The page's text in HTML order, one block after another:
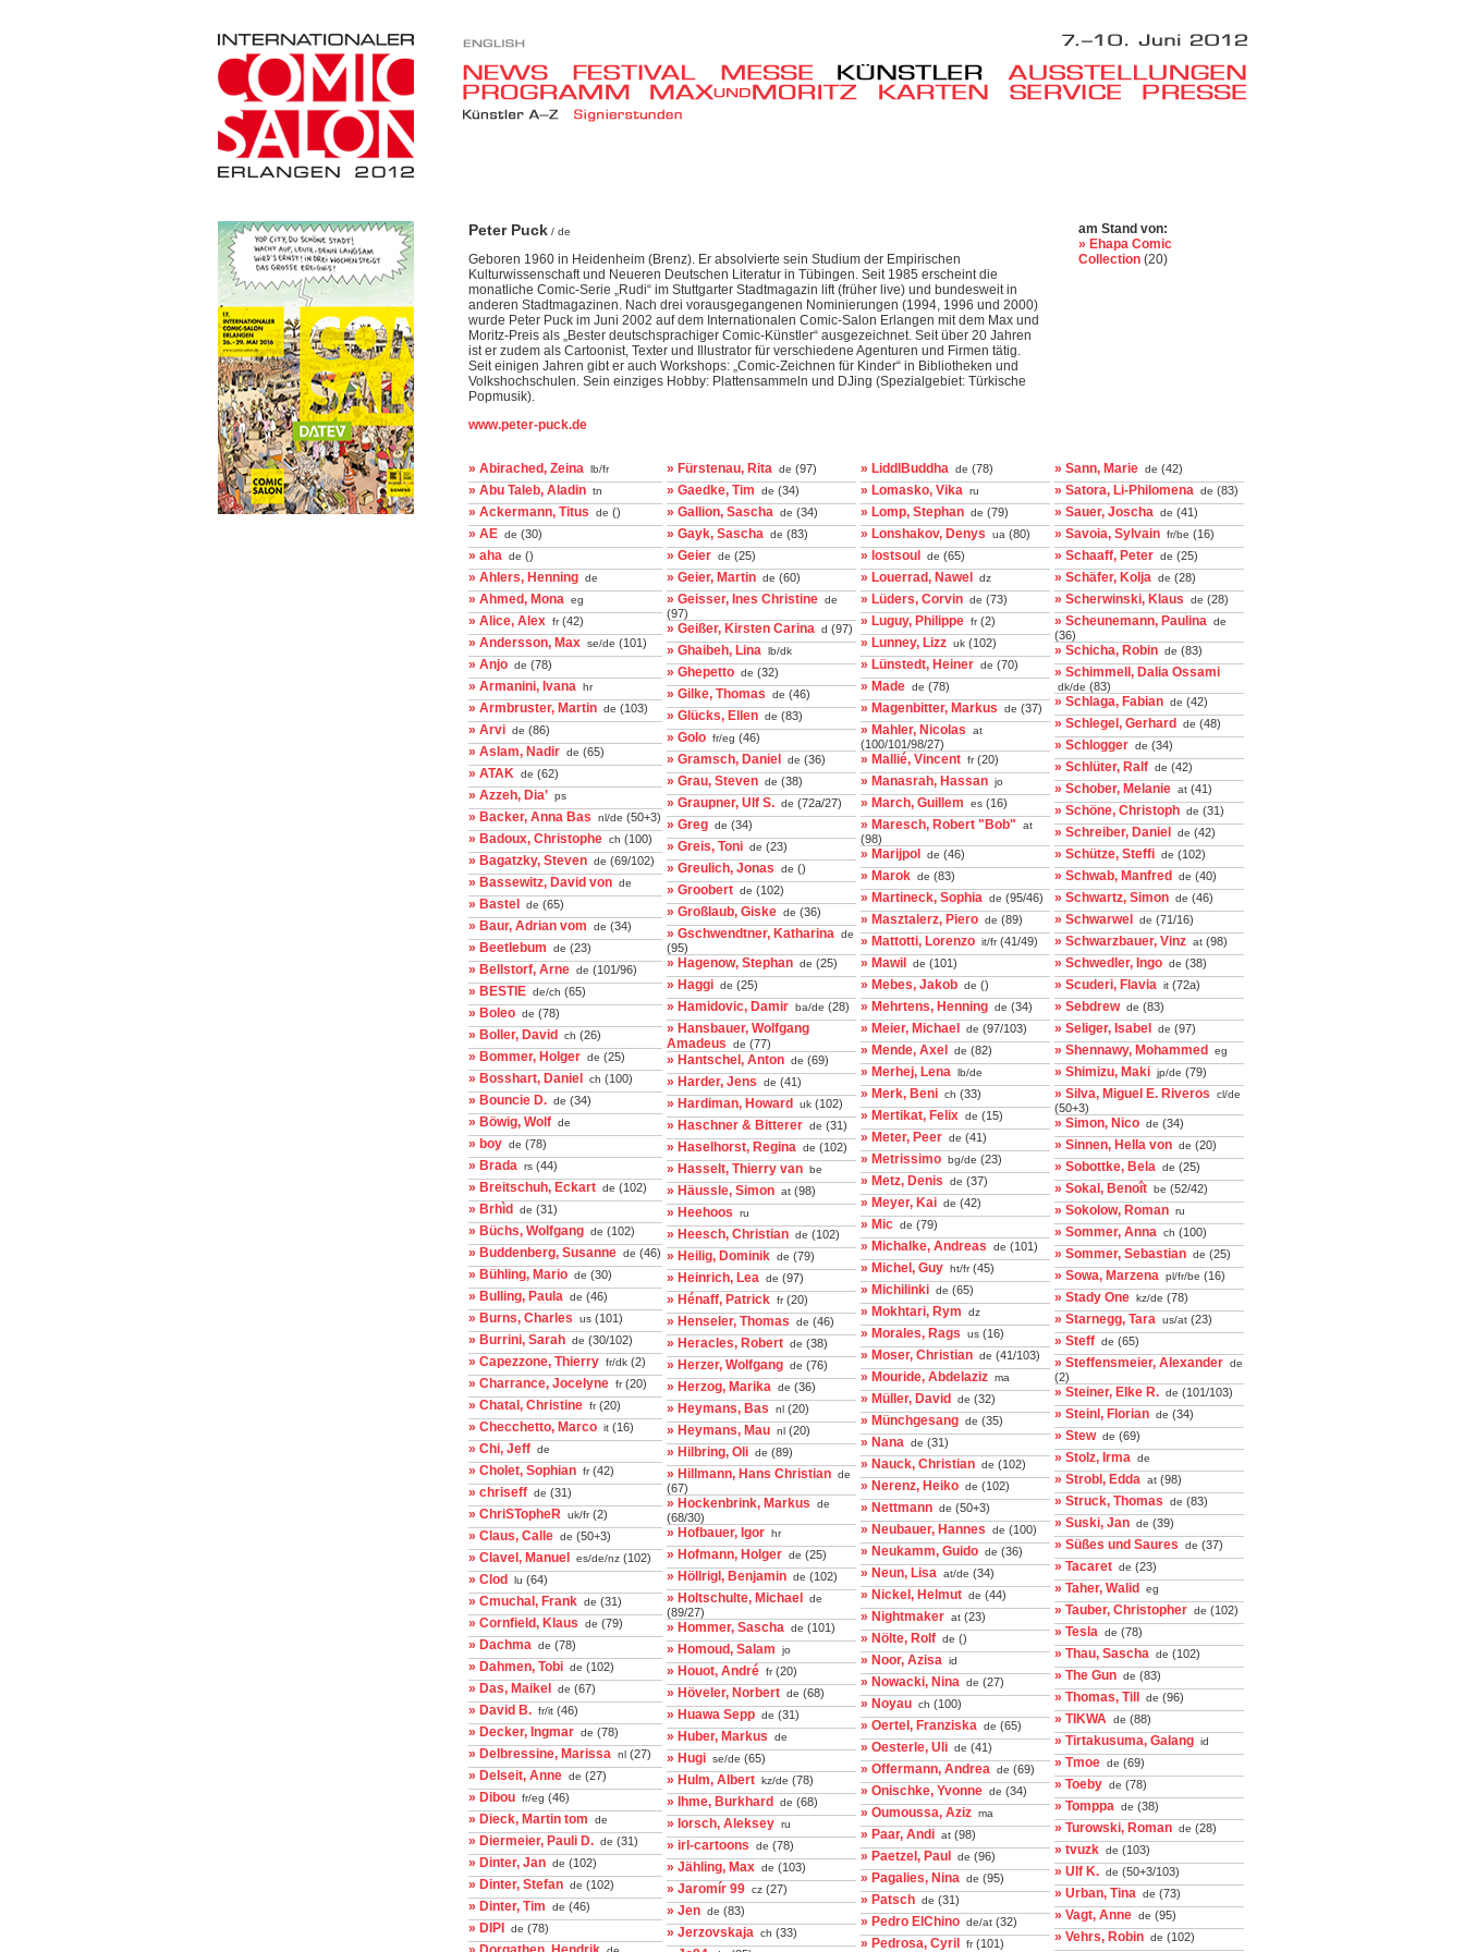
Peter Puck / de
Geboren 1960 in Heidenheim (Brenz). Er absolvierte sein Studium der Empirischen
Kulturwissenschaft und Neueren Deutschen Literatur in Tübingen. Seit 1985 erscheint die
monatliche Comic-Serie „Rudi“ im Stuttgarter Stadtmagazin lift (früher live) und bundesweit in
anderen Stadtmagazinen. Nach drei vorausgegangenen Nominierungen (1994, 1996 und 2000)
wurde Peter Puck im Juni 2002 auf dem Internationalen Comic-Salon Erlangen mit dem Max und
Moritz-Preis als „Bester deutschsprachiger Comic-Künstler“ ausgezeichnet. Seit über 20 Jahren
ist er zudem als Cartoonist, Texter und Illustrator für verschiedene Agenturen und Firmen tätig.
Seit einigen Jahren gibt er auch Workshops: „Comic-Zeichnen für Kinder“ in Bibliotheken und
Volkshochschulen. Sein einziges Hobby: Plattensammeln und DJing (Spezialgebiet: Türkische
Popmusik).
www.peter-puck.de
am Stand von:
» Ehapa Comic
Collection (20)
» Abirached, Zeina lb/fr
» Abu Taleb, Aladin tn
» Ackermann, Titus de ()
» AE de (30)
» aha de ()
» Ahlers, Henning de
» Ahmed, Mona eg
» Alice, Alex fr(42)
» Andersson, Max se/de (101)
» Anjo de (78)
» Armanini, Ivana hr
» Armbruster, Martin de (103)
» Arvi de (86)
» Aslam, Nadir de (65)
» ATAK de (62)
» Azzeh, Dia’ ps
» Backer, Anna Bas nl/de (50+3)
» Badoux, Christophe ch (100)
» Bagatzky, Steven de (69/102)
» Bassewitz, David von de
» Bastel de (65)
» Baur, Adrian vom de (34)
» Beetlebum de (23)
» Bellstorf, Arne de (101/96)
» BESTIE de/ch (65)
» Boleo de (78)
» Boller, David ch (26)
» Bommer, Holger de (25)
» Bosshart, Daniel ch (100)
» Bouncie D. de (34)
» Böwig, Wolf de
» boy de (78)
» Brada rs (44)
» Breitschuh, Eckart de (102)
» Brhìd de (31)
» Büchs, Wolfgang de (102)
» Buddenberg, Susanne de (46)
» Bühling, Mario de (30)
» Bulling, Paula de (46)
» Burns, Charles us (101)
» Burrini, Sarah de (30/102)
» Capezzone, Thierry fr/dk (2)
» Charrance, Jocelyne fr(20)
» Chatal, Christine fr(20)
» Checchetto, Marco it (16)
» Chi, Jeff de
» Cholet, Sophian fr(42)
» chriseff de (31)
» ChriSTopheR uk/fr(2)
» Claus, Calle de (50+3)
» Clavel, Manuel es/de/nz (102)
» Clod lu (64)
» Cmuchal, Frank de (31)
» Cornfield, Klaus de (79)
» Dachma de (78)
» Dahmen, Tobi de (102)
» Das, Maikel de (67)
» David B. fr/it (46)
» Decker, Ingmar de (78)
» Delbressine, Marissa nl (27)
» Delseit, Anne de (27)
» Dibou fr/eg (46)
» Dieck, Martin tom de
» Diermeier, Pauli D. de (31)
» Dinter, Jan de (102)
» Dinter, Stefan de (102)
» Dinter, Tim de (46)
» DIPI de (78)
» Fürstenau, Rita de (97)
» Gaedke, Tim de (34)
» Gallion, Sascha de (34)
» Gayk, Sascha de (83)
» Geier de (25)
» Geier, Martin de (60)
» Geisser, Ines Christine de
(97)
» Geißer, Kirsten Carina d (97)
» Ghaibeh, Lina lb/dk
» Ghepetto de (32)
» Gilke, Thomas de (46)
» Glücks, Ellen de (83)
» Golo fr/eg (46)
» Gramsch, Daniel de (36)
» Grau, Steven de (38)
» Graupner, Ulf S. de (72a/27)
» Greg de (34)
» Greis, Toni de (23)
» Greulich, Jonas de ()
» Groobert de (102)
» Großlaub, Giske de (36)
» Gschwendtner, Katharina de
(95)
» Hagenow, Stephan de (25)
» Haggi de (25)
» Hamidovic, Damir ba/de (28)
» Hansbauer, Wolfgang
Amadeus
de (77)
» Hantschel, Anton de (69)
» Harder, Jens de (41)
» Hardiman, Howard uk (102)
» Haschner & Bitterer de (31)
» Haselhorst, Regina de (102)
» Hasselt, Thierry van be
» Häussle, Simon at (98)
» Heehoos ru
» Heesch, Christian de (102)
» Heilig, Dominik de (79)
» Heinrich, Lea de (97)
» Hénaff, Patrick fr(20)
» Henseler, Thomas de (46)
» Heracles, Robert de (38)
» Herzer, Wolfgang de (76)
» Herzog, Marika de (36)
» Heymans, Bas nl (20)
» Heymans, Mau nl (20)
» Hilbring, Oli de (89)
» Hillmann, Hans Christian de
(67)
» Hockenbrink, Markus de
(68/30)
» Hofbauer, Igor hr
» Hofmann, Holger de (25)
» Höllrigl, Benjamin de (102)
» Holtschulte, Michael de
(89/27)
» Hommer, Sascha de (101)
» Homoud, Salam jo
» Houot, André fr(20)
» Höveler, Norbert de (68)
» Huawa Sepp de (31)
» Huber, Markus de
» Hugi se/de (65)
» Hulm, Albert kz/de (78)
» Ihme, Burkhard de (68)
» Iorsch, Aleksey ru
» irl-cartoons de (78)
» Jähling, Max de (103)
» Jaromír 99 cz (27)
» Jen de (83)
» Jerzovskaja ch (33)
» LiddlBuddha de (78)
» Lomasko, Vika ru
» Lomp, Stephan de (79)
» Lonshakov, Denys ua (80)
» lostsoul de (65)
» Louerrad, Nawel dz
» Lüders, Corvin de (73)
» Luguy, Philippe fr(2)
» Lunney, Lizz uk (102)
» Lünstedt, Heiner de (70)
» Made de (78)
» Magenbitter, Markus de (37)
» Mahler, Nicolas at
(100/101/98/27)
» Mallié, Vincent fr(20)
» Manasrah, Hassan jo
» March, Guillem es (16)
» Maresch, Robert "Bob" at
(98)
» Marijpol de (46)
» Marok de (83)
» Martineck, Sophia de (95/46)
» Masztalerz, Piero de (89)
» Mattotti, Lorenzo it/fr(41/49)
» Mawil de (101)
» Mebes, Jakob de ()
» Mehrtens, Henning de (34)
» Meier, Michael de (97/103)
» Mende, Axel de (82)
» Merhej, Lena lb/de
» Merk, Beni ch (33)
» Mertikat, Felix de (15)
» Meter, Peer de (41)
» Metrissimo bg/de (23)
» Metz, Denis de (37)
» Meyer, Kai de (42)
» Mic de (79)
» Michalke, Andreas de (101)
» Michel, Guy ht/fr(45)
» Michilinki de (65)
» Mokhtari, Rym dz
» Morales, Rags us (16)
» Moser, Christian de (41/103)
» Mouride, Abdelaziz ma
» Müller, David de (32)
» Münchgesang de (35)
» Nana de (31)
» Nauck, Christian de (102)
» Nerenz, Heiko de (102)
» Nettmann de (50+3)
» Neubauer, Hannes de (100)
» Neukamm, Guido de (36)
» Neun, Lisa at/de (34)
» Nickel, Helmut de (44)
» Nightmaker at (23)
» Nölte, Rolf de ()
» Noor, Azisa id
» Nowacki, Nina de (27)
» Noyau ch (100)
» Oertel, Franziska de (65)
» Oesterle, Uli de (41)
» Offermann, Andrea de (69)
» Onischke, Yvonne de (34)
» Oumoussa, Aziz ma
» Paar, Andi at (98)
» Paetzel, Paul de (96)
» Pagalies, Nina de (95)
» Patsch de (31)
» Pedro ElChino de/at (32)
» Pedrosa, Cyril fr(101)
» Sann, Marie de (42)
» Satora, Li-Philomena de (83)
» Sauer, Joscha de (41)
» Savoia, Sylvain fr/be (16)
» Schaaff, Peter de (25)
» Schäfer, Kolja de (28)
» Scherwinski, Klaus de (28)
» Scheunemann, Paulina de
(36)
» Schicha, Robin de (83)
» Schimmell, Dalia Ossami
dk/de (83)
» Schlaga, Fabian de (42)
» Schlegel, Gerhard de (48)
» Schlogger de (34)
» Schlüter, Ralf de (42)
» Schober, Melanie at (41)
» Schöne, Christoph de (31)
» Schreiber, Daniel de (42)
» Schütze, Steffi de (102)
» Schwab, Manfred de (40)
» Schwartz, Simon de (46)
» Schwarwel de (71/16)
» Schwarzbauer, Vinz at (98)
» Schwedler, Ingo de (38)
» Scuderi, Flavia it (72a)
» Sebdrew de (83)
» Seliger, Isabel de (97)
» Shennawy, Mohammed eg
» Shimizu, Maki jp/de (79)
» Silva, Miguel E. Riveros cl/de
(50+3)
» Simon, Nico de (34)
» Sinnen, Hella von de (20)
» Sobottke, Bela de (25)
» Sokal, Benoît be (52/42)
» Sokolow, Roman ru
» Sommer, Anna ch (100)
» Sommer, Sebastian de (25)
» Sowa, Marzena pl/fr/be (16)
» Stady One kz/de (78)
» Starnegg, Tara us/at (23)
» Steff de (65)
» Steffensmeier, Alexander de
(2)
» Steiner, Elke R. de (101/103)
» Steinl, Florian de (34)
» Stew de (69)
» Stolz, Irma de
» Strobl, Edda at (98)
» Struck, Thomas de (83)
» Suski, Jan de (39)
» Süßes und Saures de (37)
» Tacaret de (23)
» Taher, Walid eg
» Tauber, Christopher de (102)
» Tesla de (78)
» Thau, Sascha de (102)
» The Gun de (83)
» Thomas, Till de (96)
» TIKWA de (88)
» Tirtakusuma, Galang id
» Tmoe de (69)
» Toeby de (78)
» Tomppa de (38)
» Turowski, Roman de (28)
» tvuzk de (103)
» Ulf K. de (50+3/103)
» Urban, Tina de (73)
» Vagt, Anne de (95)
» Vehrs, Robin de (102)